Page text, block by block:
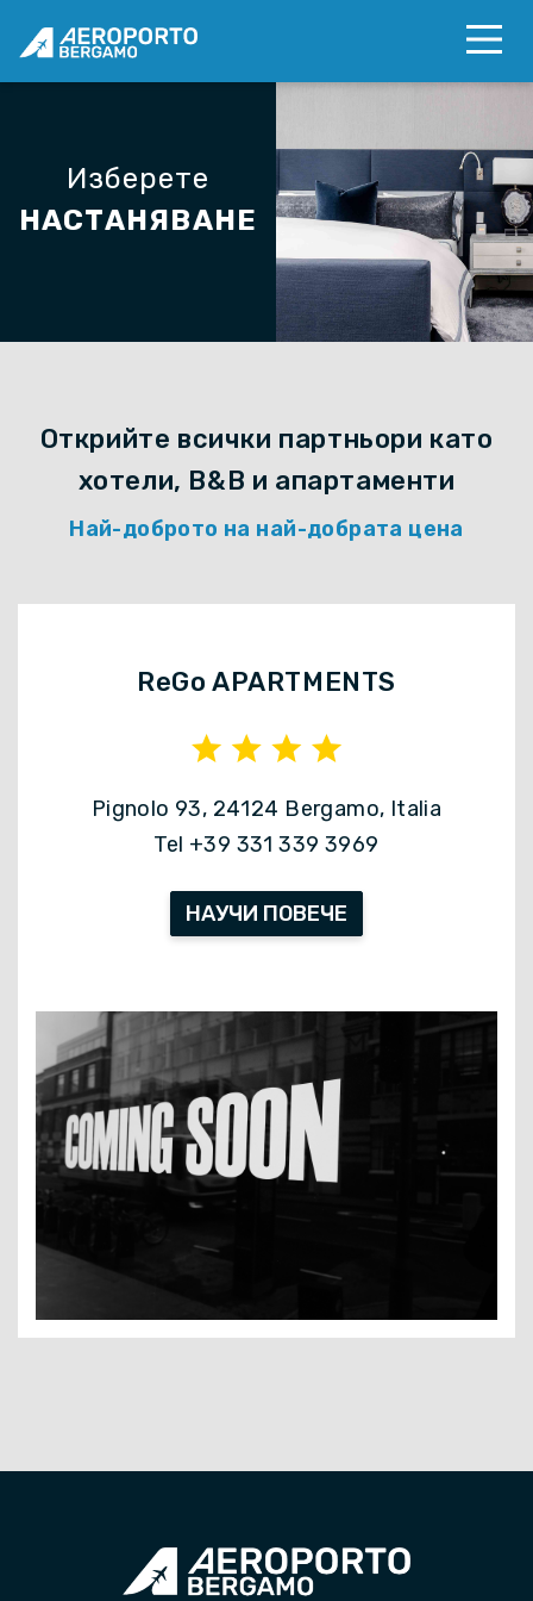
Изберете
НАСТАНЯВАНЕ
Открийте всички партньори като
хотели, B&B и апартаменти
Най-доброто на най-добрата цена
ReGo APARTMENTS
Pignolo 93, 24124 Bergamo, Italia
Tel +39 331 339 3969
НАУЧИ ПОВЕЧЕ